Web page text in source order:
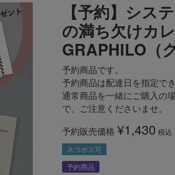
【予約】シス
の満ち欠けカ
GRAPHILO（
予約商品です。
予約商品は配達日を指定でき
通常商品を一緒にご購入の
で、ご注意くださいませ。
予約販売価格 ¥1,430 税込
ネコポス可
予約商品